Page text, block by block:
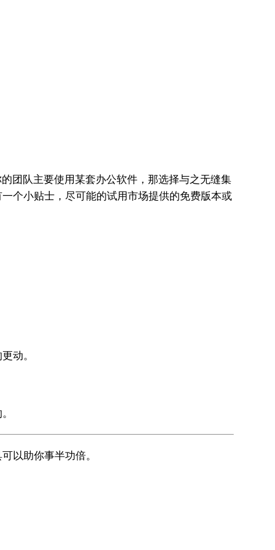
团队主要使用某套办公软件，那选择与之无缝集
个小贴士，尽可能的试用市场提供的免费版本或
动。
以助你事半功倍。